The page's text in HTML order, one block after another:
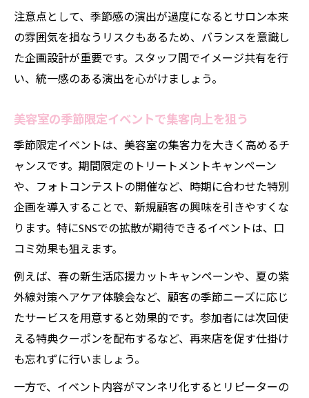
注意点として、季節感の演出が過度になるとサロン本来
の雰囲気を損なうリスクもあるため、バランスを意識し
た企画設計が重要です。スタッフ間でイメージ共有を行
い、統一感のある演出を心がけましょう。
美容室の季節限定イベントで集客向上を狙う
季節限定イベントは、美容室の集客力を大きく高めるチ
ャンスです。期間限定のトリートメントキャンペーン
や、フォトコンテストの開催など、時期に合わせた特別
企画を導入することで、新規顧客の興味を引きやすくな
ります。特にSNSでの拡散が期待できるイベントは、口
コミ効果も狙えます。
例えば、春の新生活応援カットキャンペーンや、夏の紫
外線対策ヘアケア体験会など、顧客の季節ニーズに応じ
たサービスを用意すると効果的です。参加者には次回使
える特典クーポンを配布するなど、再来店を促す仕掛け
も忘れずに行いましょう。
一方で、イベント内容がマンネリ化するとリピーターの